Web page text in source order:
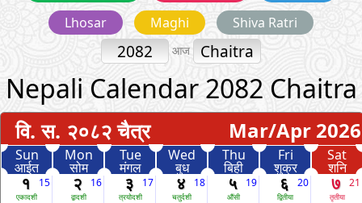
Lhosar
Maghi Shiva Ratri
2082 आज Chaitra
Nepali Calendar 2082 Chaitra
वि. स. २०८२ चैत्र Mar/Apr 2026
Sun
आईत
Mon
सोम
Tue
मंगल
Wed
बुध
Thu
बिही
Fri
शुक्र
Sat
शनि
१
एकादशी
15 २
द्वादशी
16 ३
त्रयोदशी
17 ४
चतुर्दशी
18 ५
औंसी
19 ६
द्वितीया
20 ७
तृतीया
21